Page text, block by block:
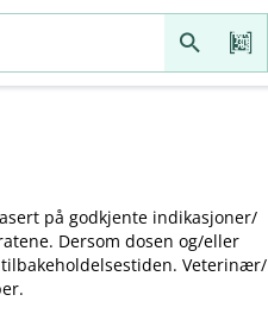
på godkjente indikasjoner​/​
Dersom dosen og​/​eller
Veterinær​/​